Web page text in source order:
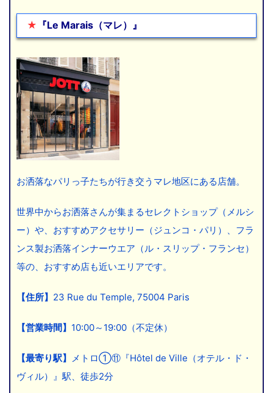
★ 『Le Marais（マレ）』
お洒落なパリっ子たちが行き交うマレ地区にある店舗。
世界中からお洒落さんが集まるセレクトショップ（メルシ
ー）や、おすすめアクセサリー（ジュンコ・パリ）、フラ
ンス製お洒落インナーウエア（ル・スリップ・フランセ）
等の、おすすめ店も近いエリアです。
【住所】 23 Rue du Temple, 75004 Paris
【営業時間】 10:00～19:00（不定休）
【最寄り駅】
メトロ①⑪『Hôtel de Ville（オテル・ド・
ヴィル）』駅、徒歩2分